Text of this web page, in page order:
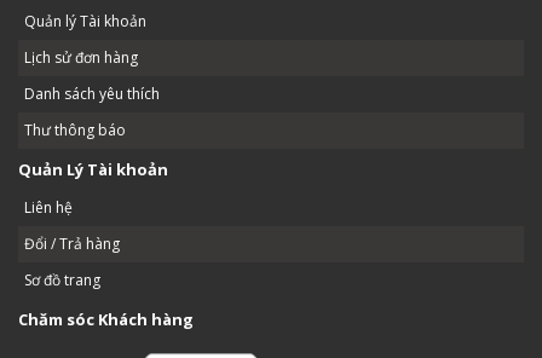
Quản lý Tài khoản
Lịch sử đơn hàng
Danh sách yêu thích
Thư thông báo
Quản Lý Tài khoản
Liên hệ
Đổi / Trả hàng
Sơ đồ trang
Chăm sóc Khách hàng